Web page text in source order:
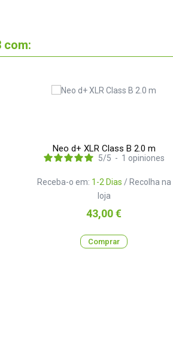
com:
Neo d+ XLR Class B 2.0 m
Receba-o em: 1-2 Dias / Recolha na
loja
5/5 - 1 opiniones
Preço
43,00 €
Comprar